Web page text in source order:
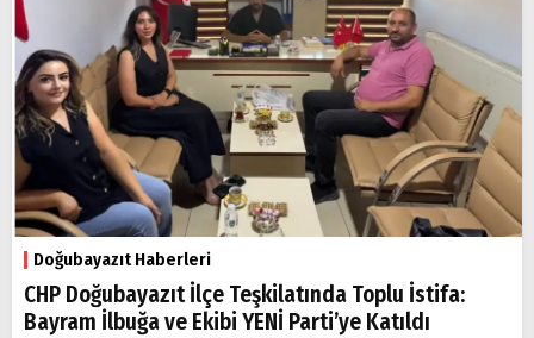
Doğubayazıt Haberleri
CHP Doğubayazıt İlçe Teşkilatında Toplu İstifa:
Bayram İlbuğa ve Ekibi YENİ Parti’ye Katıldı